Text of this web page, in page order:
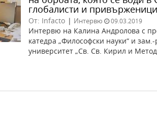
глобалисти и
От: Infacto | Интервю 09.03.2019
Интервю на Калина Андролова с
катедра „Философски науки“ и
университет „Св. Св. Кирил и